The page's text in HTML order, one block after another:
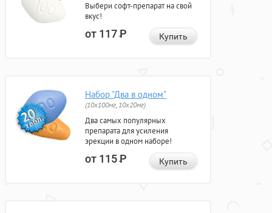
Выбери софт-препарат на свой
вкус!
от 117Р Купить
Набор "Два в одном"
(10x100мг, 10x20мг)
Два самых популярных
препарата для усиления
эрекции в одном наборе!
от 115Р Купить